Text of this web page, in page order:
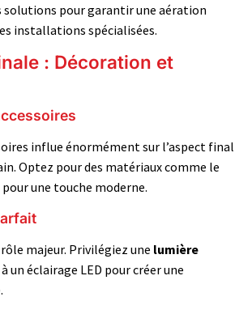
solutions pour garantir une aération
installations spécialisées.
: Décoration et
influe énormément sur l’aspect final
Optez pour des matériaux comme le
une touche moderne.
rôle majeur. Privilégiez une lumière
un éclairage LED pour créer une